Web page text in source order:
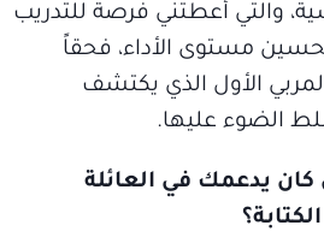
والتي أعطتني فرصة للتدريب
مستوى الأداء، فحقاً
الأول الذي يكتشف
الضوء عليها.
يدعمك في العائلة